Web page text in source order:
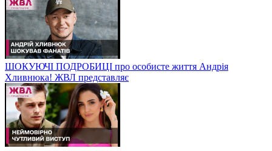
ШОКУЮЧІ ПОДРОБИЦІ про особисте життя Андрія
Хливнюка! ЖВЛ представляє